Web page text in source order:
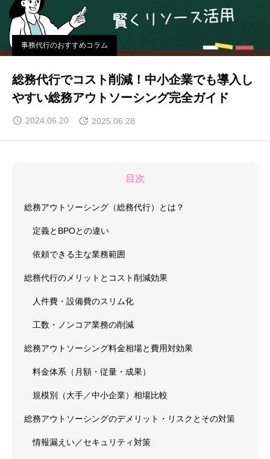
事務代行のおすすめコラム
総務代行でコスト削減！中小企業でも導入し
やすい総務アウトソーシング完全ガイド
2024.06.20 2025.06.28
目次
総務アウトソーシング（総務代行）とは？
定義とBPOとの違い
依頼できる主な業務範囲
総務代行のメリットとコスト削減効果
人件費・設備費のスリム化
工数・ノンコア業務の削減
総務アウトソーシング料金相場と費用対効果
料金体系（月額・従量・成果）
規模別（大手／中小企業）相場比較
総務アウトソーシングのデメリット・リスクとその対策
情報漏えい／セキュリティ対策